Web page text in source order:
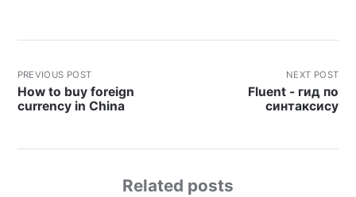
PREVIOUS POST
How to buy foreign
currency in China
NEXT POST
Fluent - гид по
синтаксису
Related posts